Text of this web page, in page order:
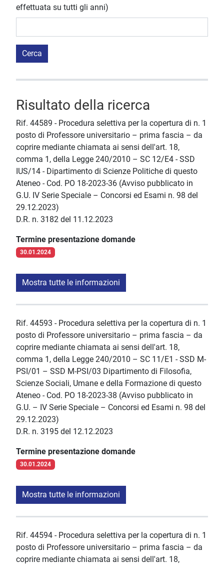
effettuata su tutti gli anni)
Cerca
Risultato della ricerca
Rif. 44589 - Procedura selettiva per la copertura di n. 1
posto di Professore universitario – prima fascia – da
coprire mediante chiamata ai sensi dell'art. 18,
comma 1, della Legge 240/2010 – SC 12/E4 - SSD
IUS/14 - Dipartimento di Scienze Politiche di questo
Ateneo - Cod. PO 18-2023-36 (Avviso pubblicato in
G.U. IV Serie Speciale – Concorsi ed Esami n. 98 del
29.12.2023)
D.R. n. 3182 del 11.12.2023
Termine presentazione domande
30.01.2024
Mostra tutte le informazioni
Rif. 44593 - Procedura selettiva per la copertura di n. 1
posto di Professore universitario – prima fascia – da
coprire mediante chiamata ai sensi dell'art. 18,
comma 1, della Legge 240/2010 – SC 11/E1 - SSD M-
PSI/01 – SSD M-PSI/03 Dipartimento di Filosofia,
Scienze Sociali, Umane e della Formazione di questo
Ateneo - Cod. PO 18-2023-38 (Avviso pubblicato in
G.U. – IV Serie Speciale – Concorsi ed Esami n. 98 del
29.12.2023)
D.R. n. 3195 del 12.12.2023
Termine presentazione domande
30.01.2024
Mostra tutte le informazioni
Rif. 44594 - Procedura selettiva per la copertura di n. 1
posto di Professore universitario – prima fascia – da
coprire mediante chiamata ai sensi dell'art. 18,